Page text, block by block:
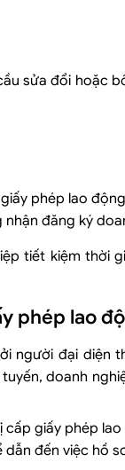
sửa đổi hoặc
phép lao
đăng ký
tiết kiệm thời
phép lao
người đại diện
doanh
giấy phép
đến việc hồ